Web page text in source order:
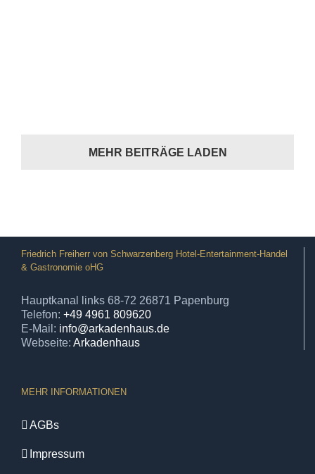
MEHR BEITRÄGE LADEN
Friedrich Freiherr von Schwarzenberg Hotel-Entertainment-Handel
& Gastronomie oHG
Hauptkanal links 68-72 26871 Papenburg
Telefon: +49 4961 809620
E-Mail: info@arkadenhaus.de
Webseite: Arkadenhaus
MEHR INFORMATIONEN
AGBs
Impressum